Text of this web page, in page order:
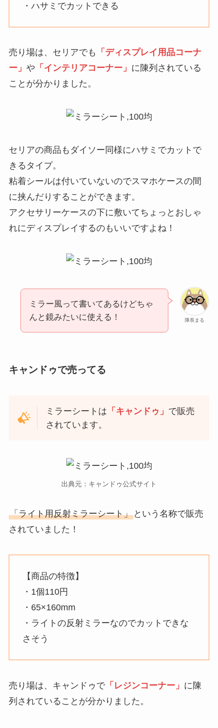
・ハサミでカットできる
売り場は、セリアでも
「ディスプレイ用品コーナ
ー」 や 「インテリアコーナー」 に陳列されている
ことが分かりました。
セリアの商品もダイソー同様にハサミでカットで
きるタイプ。
粘着シールは付いていないのでスマホケースの間
に挟んだりすることができます。
アクセサリーケースの下に敷いてちょっとおしゃ
れにディスプレイするのもいいですよね！
隊長まる
ミラー風って書いてあるけどちゃ
んと鏡みたいに使える！
キャンドゥで売ってる
ミラーシートは 「キャンドゥ」 で販売
されています。
出典元：キャンドゥ公式サイト
「ライト用反射ミラーシート」という名称で販売
されていました！
【商品の特徴】
・1個110円
・65×160mm
・ライトの反射ミラーなのでカットできな
さそう
売り場は、キャンドゥで「レジンコーナー」 に陳
列されていることが分かりました。